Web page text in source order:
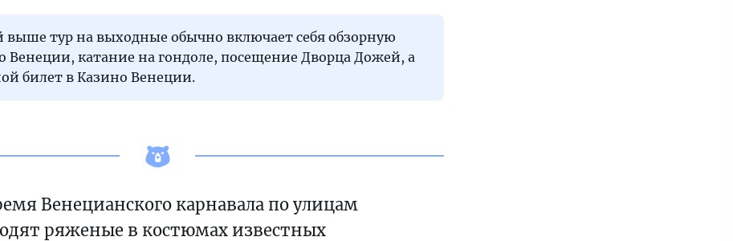
тур на выходные обычно включает себя обзорную
Венеции, катание на гондоле, посещение Дворца Дожей, а
билет в Казино Венеции.
Венецианского карнавала по улицам
ряженые в костюмах известных